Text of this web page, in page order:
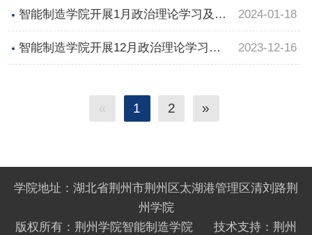
及支部主题党日活动
智能制造学院开展1月政治理论学习及支
部主题党日活动
2024-01-18
智能制造学院开展12月政治理论学习及 2023-12-16
« 1 2 »
学院地址：湖北省荆州市荆州区太湖港管理区清刘路荆
州学院
版权所有：荆州学院智能制造学院 技术支持：荆州